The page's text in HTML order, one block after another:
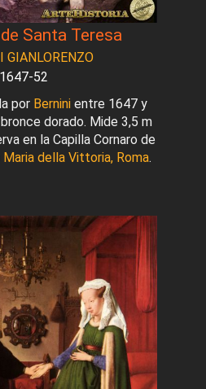
Santa Teresa
GIANLORENZO
1647-52
por Berninientre 1647 y
dorado. Mide 3,5 m
en la Capilla Cornaro de
della Vittoria, Roma.